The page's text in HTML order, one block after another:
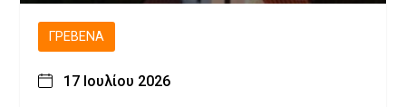
ΓΡΕΒΕΝΆ
17 Ιουλίου 2026